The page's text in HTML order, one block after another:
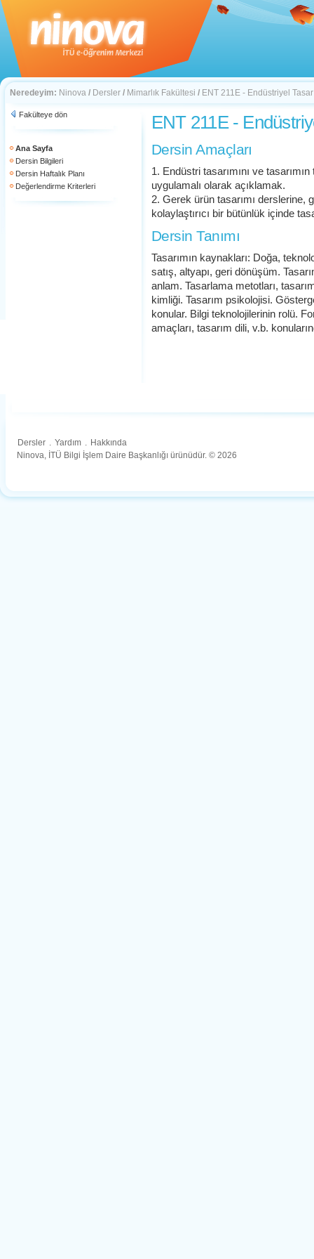
Neredeyim: Ninova / Dersler / Mimarlık Fakültesi / ENT 211E - Endüstriyel
Fakülteye dön
Ana Sayfa
Dersin Bilgileri
Dersin Haftalık Planı
Değerlendirme Kriterleri
ENT 211E -
Dersin Amaçları
1. Endüstri tasarımını ve
uygulamalı olarak açıklamak.
2. Gerek ürün tasarımı derslerine,
kolaylaştırıcı bir bütünlük içinde
Dersin Tanımı
Tasarımın kaynakları: Doğa,
satış, altyapı, geri dönüşüm.
anlam. Tasarlama metotları,
kimliği. Tasarım psikolojisi.
konular. Bilgi teknolojilerinin rolü.
amaçları, tasarım dili, v.b.
Dersler . Yardım . Hakkında
Ninova, İTÜ Bilgi İşlem Daire Başkanlığı ürünüdür. © 2026